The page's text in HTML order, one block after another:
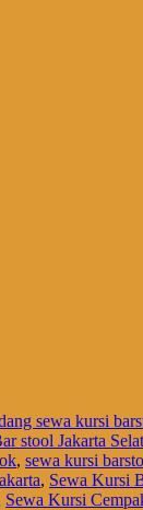
sewa kursi
stool Jakarta
, sewa kursi
, Sewa Kursi
Sewa Kursi